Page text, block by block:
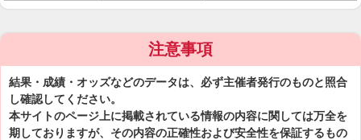
注意事項
結果・成績・オッズなどのデータは、必ず主催者発行のものと照合
し確認してください。
本サイトのページ上に掲載されている情報の内容に関しては万全を
期しておりますが、その内容の正確性および安全性を保証するもの